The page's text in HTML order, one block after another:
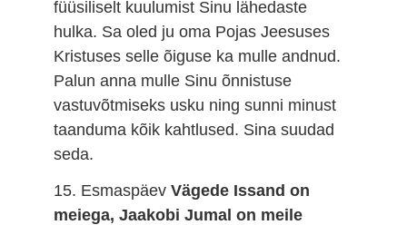
füüsiliselt kuulumist Sinu lähedaste
hulka. Sa oled ju oma Pojas Jeesuses
Kristuses selle õiguse ka mulle andnud.
Palun anna mulle Sinu õnnistuse
vastuvõtmiseks usku ning sunni minust
taanduma kõik kahtlused. Sina suudad
seda.
15. EsmaspäevVägede Issand on
meiega, Jaakobi Jumal on meile